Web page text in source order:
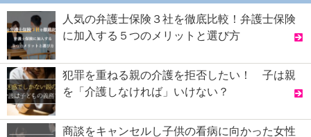
人気の弁護士保険３社を徹底比較！弁護士保険
に加入する５つのメリットと選び方
犯罪を重ねる親の介護を拒否したい！ 子は親
を「介護しなければ」いけない？
商談をキャンセルし子供の看病に向かった女性